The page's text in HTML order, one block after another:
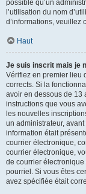
possible qu’un
l’utilisation du nom
d’informations, veuillez
Haut
Je suis inscrit mais je
Vérifiez en premier lieu
corrects. Si la
avoir en dessous de 13
instructions que vous
les nouvelles
un administrateur,
information était
courrier électronique,
courrier électronique,
de courrier
pourriel. Si vous êtes
avez spécifiée était